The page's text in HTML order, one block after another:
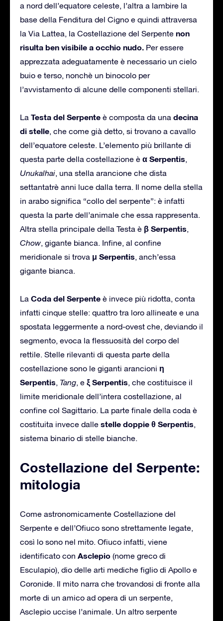
a nord dell’equatore celeste, l’altra a lambire la
base della Fenditura del Cigno e quindi attraversa
la Via Lattea, la Costellazione del Serpente non
risulta ben visibile a occhio nudo. Per essere
apprezzata adeguatamente è necessario un cielo
buio e terso, nonchè un binocolo per
l’avvistamento di alcune delle componenti stellari.
La Testa del Serpente è composta da una decina
di stelle, che come già detto, si trovano a cavallo
dell’equatore celeste. L’elemento più brillante di
questa parte della costellazione è α Serpentis,
Unukalhai, una stella arancione che dista
settantatrè anni luce dalla terra. Il nome della stella
in arabo significa “collo del serpente”: è infatti
questa la parte dell’animale che essa rappresenta.
Altra stella principale della Testa è β Serpentis,
Chow, gigante bianca. Infine, al confine
meridionale si trova μ Serpentis, anch’essa
gigante bianca.
La Coda del Serpente è invece più ridotta, conta
infatti cinque stelle: quattro tra loro allineate e una
spostata leggermente a nord-ovest che, deviando il
segmento, evoca la flessuosità del corpo del
rettile. Stelle rilevanti di questa parte della
costellazione sono le giganti arancioni η
Serpentis, Tang, e ξ Serpentis, che costituisce il
limite meridionale dell’intera costellazione, al
confine col Sagittario. La parte finale della coda è
costituita invece dalle stelle doppie θ Serpentis,
sistema binario di stelle bianche.
Costellazione del Serpente:
mitologia
Come astronomicamente Costellazione del
Serpente e dell’Ofiuco sono strettamente legate,
così lo sono nel mito. Ofiuco infatti, viene
identificato con Asclepio (nome greco di
Esculapio), dio delle arti mediche figlio di Apollo e
Coronide. Il mito narra che trovandosi di fronte alla
morte di un amico ad opera di un serpente,
Asclepio uccise l’animale. Un altro serpente